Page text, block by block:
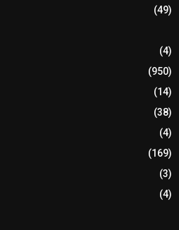
(49)
(4)
(950)
(14)
(38)
(4)
(169)
(3)
(4)